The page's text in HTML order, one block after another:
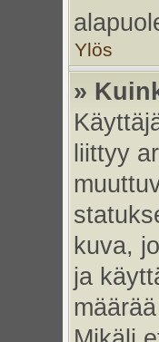
Ylös
»
liittyy
kuva,
ja